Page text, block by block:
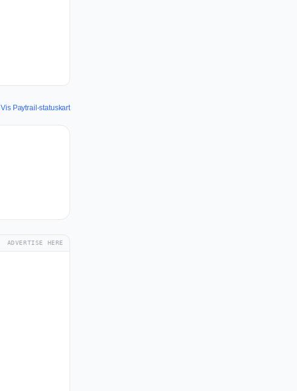
Vis Paytrail-statuskart
ADVERTISE HERE